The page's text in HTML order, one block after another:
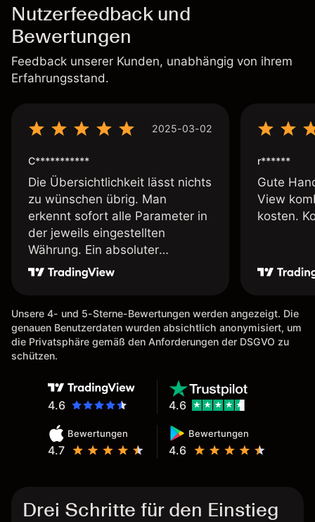
Nutzerfeedback und
Bewertungen
Feedback unserer Kunden, unabhängig von ihrem
Erfahrungsstand.
2025-03-02
C***********
Die Übersichtlichkeit lässt nichts
zu wünschen übrig. Man
erkennt sofort alle Parameter in
der jeweils eingestellten
Währung. Ein absoluter
Pluspunkt an dieser Stelle.
r******
Gute
View
kosten.
Unsere 4- und 5-Sterne-Bewertungen werden angezeigt. Die
genauen Benutzerdaten wurden absichtlich anonymisiert, um
die Privatsphäre gemäß den Anforderungen der DSGVO zu
schützen.
4.6
Bewertungen
4.7
Bewertungen
4.6
4.6
Drei Schritte für den Einstieg